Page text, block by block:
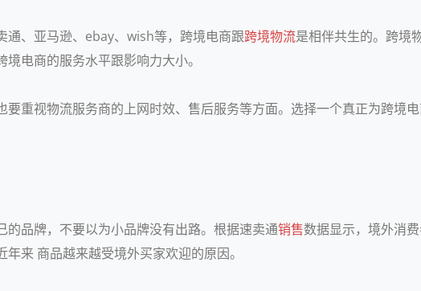
通、亚马逊、ebay、wish等，跨境电商跟跨境物流是相伴共生的。跨境
电商的服务水平跟影响力大小。
重视物流服务商的上网时效、售后服务等方面。选择一个真正为跨境电
品牌，不要以为小品牌没有出路。根据速卖通销售数据显示，境外消
来 商品越来越受境外买家欢迎的原因。